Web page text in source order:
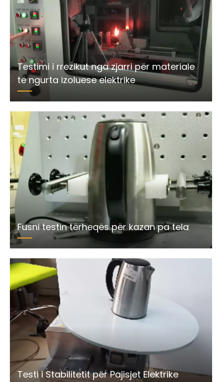
Testimi i rrezikut nga zjarri për materiale
të ngurta izoluese elektrike
Fusni testin tërheqës për kazan pa tela
Testi i Stabilitetit për Pajisjet Elektrike